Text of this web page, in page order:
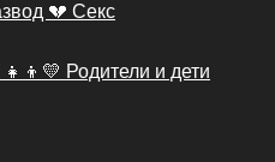
💔 Секс
Родители и дети